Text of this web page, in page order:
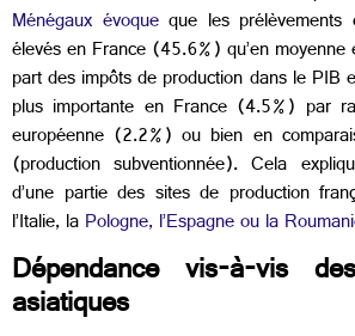
Ménégaux évoqueque les prélèvements
élevés en France (45.6%) qu’en
part des impôts de production dans le PIB
plus importante en France (4.5%) par
européenne (2.2%) ou bien en
(production subventionnée). Cela
d’une partie des sites de production
l’Italie, laPologne, l’Espagne ou la
Dépendance vis-à-vis
asiatiques